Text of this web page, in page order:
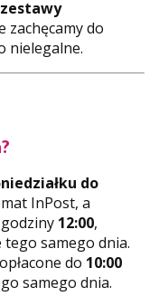
zestawy
zachęcamy do
nielegalne.
do
InPost, a
12:00,
tego samego dnia.
do 10:00
samego dnia.